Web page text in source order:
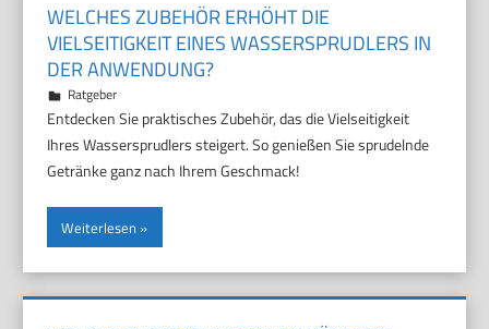
WELCHES ZUBEHÖR ERHÖHT DIE
VIELSEITIGKEIT EINES WASSERSPRUDLERS IN
DER ANWENDUNG?
30. Oktober 2025
Marco
Ratgeber
Entdecken Sie praktisches Zubehör, das die Vielseitigkeit
Ihres Wassersprudlers steigert. So genießen Sie sprudelnde
Getränke ganz nach Ihrem Geschmack!
Weiterlesen